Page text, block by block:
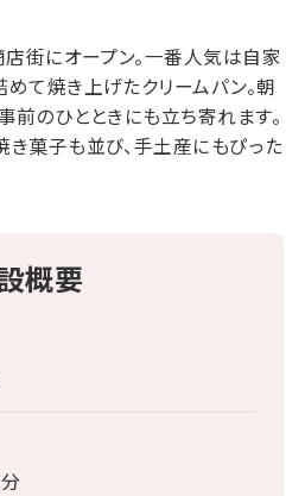
街にオープン。一番人気は自家
て焼き上げたクリームパン。朝
前のひとときにも立ち寄れます。
き菓子も並び、手土産にもぴった
概要